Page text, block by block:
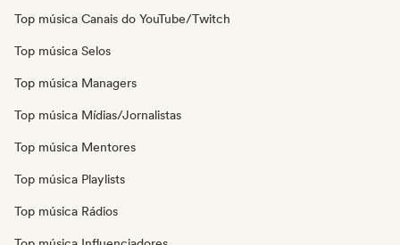
Top música Canais do YouTube/Twitch
Top música Selos
Top música Managers
Top música Mídias/Jornalistas
Top música Mentores
Top música Playlists
Top música Rádios